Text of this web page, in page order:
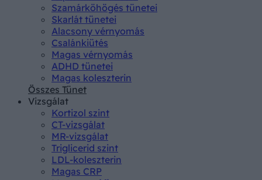
Szamárköhögés tünetei
Skarlát tünetei
Alacsony vérnyomás
Csalánkiütés
Magas vérnyomás
ADHD tünetei
Magas koleszterin
Összes Tünet
Vizsgálat
Kortizol szint
CT-vizsgálat
MR-vizsgálat
Triglicerid szint
LDL-koleszterin
Magas CRP